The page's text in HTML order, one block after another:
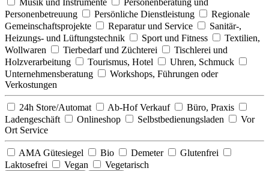
Personenbetreuung
Persönliche Dienstleistung
Regionale
Gemeinschaftsprojekte
Reparatur und Service
Sanitär-,
Heizungs- und Lüftungstechnik
Sport und Fitness
Textilien,
Wollwaren
Tierbedarf und Züchterei
Tischlerei und
Holzverarbeitung
Tourismus, Hotel
Uhren, Schmuck
Unternehmensberatung
Workshops, Führungen oder
Verkostungen
24h Store/Automat Ab-Hof Verkauf
Büro, Praxis
Ladengeschäft
Onlineshop Selbstbedienungsladen
Vor
Ort Service
AMA Gütesiegel Bio Demeter
Glutenfrei
Laktosefrei
Vegan Vegetarisch